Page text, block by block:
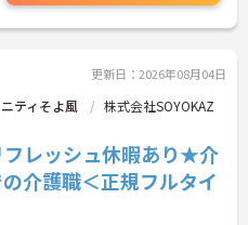
更新日：2026年08月04日
ティそよ風
株式会社SOYOKAZ
フレッシュ休暇あり★介
介護職＜正規フルタイ